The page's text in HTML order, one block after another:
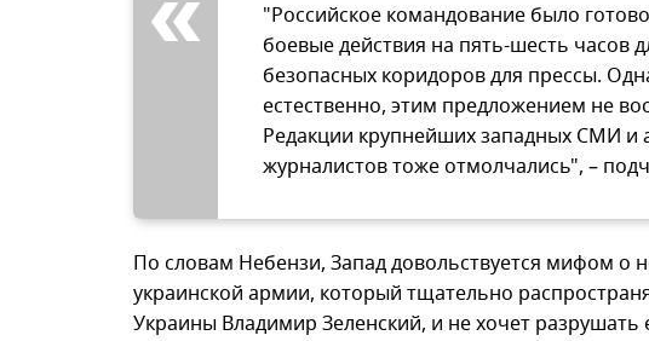
"Российское командование было
боевые действия на пять-шесть часов
безопасных коридоров для прессы.
естественно, этим предложением не
Редакции крупнейших западных СМИ и
журналистов тоже отмолчались", –
По словам Небензи, Запад довольствуется мифом о
украинской армии, который тщательно
Украины Владимир Зеленский, и не хочет разрушать